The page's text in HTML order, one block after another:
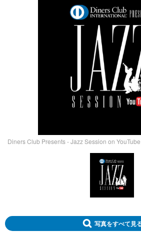
Diners Club Presents - Jazz Session on YouTube
写真をすべて見